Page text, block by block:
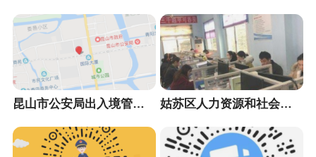
昆山市公安局出入境管理大队 姑苏区人力资源和社会保障局